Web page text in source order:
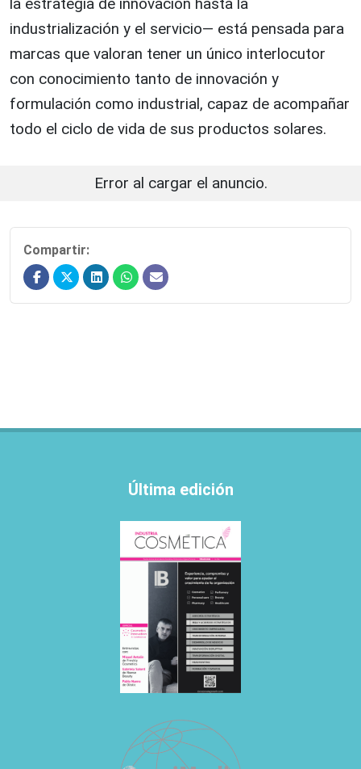
industrialización y el servicio— está pensada para
marcas que valoran tener un único interlocutor
con conocimiento tanto de innovación y
formulación como industrial, capaz de acompañar
todo el ciclo de vida de sus productos solares.
Error al cargar el anuncio.
Compartir:
Última edición